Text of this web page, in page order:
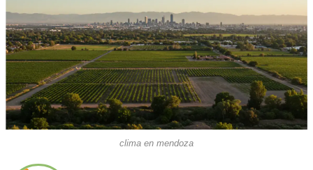
clima en mendoza